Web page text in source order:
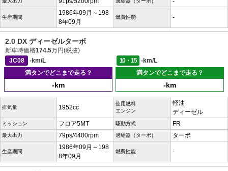
生産期間
1986年09月～198
8年09月
燃費性能 -
2.0 DX ディーゼルターボ
新車時価格174.5万円(税抜)
JC08
-km/L 10・15
-km/L
満タンでどこまで走る？
-km
満タンでどこまで走る？
-km
排気量 1952cc
使用燃料
エンジン
軽油
ディーゼル
ミッション フロア5MT 駆動方式 FR
最大出力 79ps/4400rpm 過給器（ターボ） ターボ
生産期間
1986年09月～198
8年09月
燃費性能 -